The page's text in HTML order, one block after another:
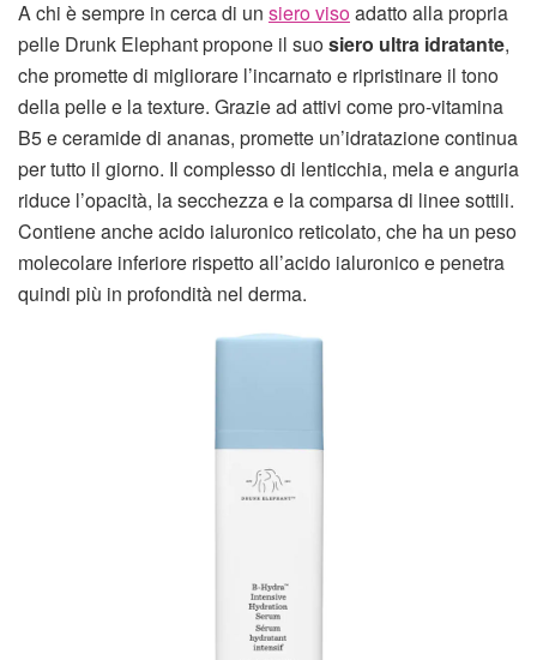
A chi è sempre in cerca di un siero visoadatto alla propria
pelle Drunk Elephant propone il suosiero ultra idratante,
che promette di migliorare l’incarnato e ripristinare il tono
della pelle e la texture. Grazie ad attivi come pro-vitamina
B5 e ceramide di ananas, promette un’idratazione continua
per tutto il giorno. Il complesso di lenticchia, mela e anguria
riduce l’opacità, la secchezza e la comparsa di linee sottili.
Contiene anche acido ialuronico reticolato, che ha un peso
molecolare inferiore rispetto all’acido ialuronico e penetra
quindi più in profondità nel derma.